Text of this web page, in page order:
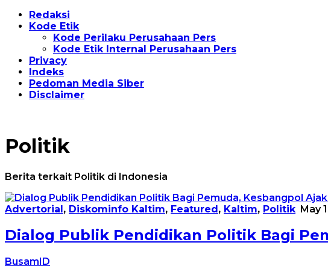
Redaksi
Kode Etik
Kode Perilaku Perusahaan Pers
Kode Etik Internal Perusahaan Pers
Privacy
Indeks
Pedoman Media Siber
Disclaimer
Politik
Berita terkait Politik di Indonesia
Advertorial, Diskominfo Kaltim, Featured, Kaltim, Politik May
Dialog Publik Pendidikan Politik Bagi
BusamID